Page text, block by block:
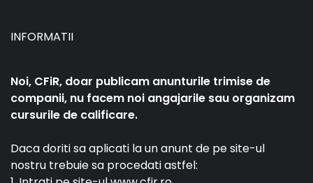
INFORMATII
Noi, CFiR, doar publicam anunturile trimise de
companii, nu facem noi angajarile sau organizam
cursurile de calificare.
Daca doriti sa aplicati la un anunt de pe site-ul
nostru trebuie sa procedati astfel: